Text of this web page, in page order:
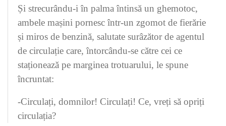
Și strecurându-i în palma întinsă un ghemotoc,
ambele mașini pornesc într-un zgomot de fierărie
și miros de benzină, salutate surâzător de agentul
de circulație care, întorcându-se către cei ce
staționează pe marginea trotuarului, le spune
încruntat:
-Circulați, domnilor! Circulați! Ce, vreți să opriți
circulația?